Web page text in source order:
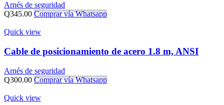
Arnés de seguridad
Q345.00 Comprar vía Whatsapp
Quick view
Cable de posicionamiento de acero 1.8 m, ANSI
Arnés de seguridad
Q300.00 Comprar vía Whatsapp
Quick view